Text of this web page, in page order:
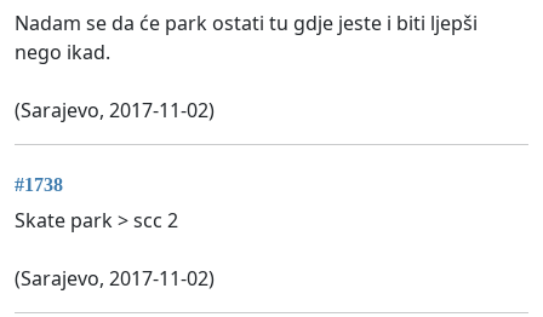
Nadam se da će park ostati tu gdje jeste i biti ljepši
nego ikad.
(Sarajevo, 2017-11-02)
#1738
Skate park > scc 2
(Sarajevo, 2017-11-02)